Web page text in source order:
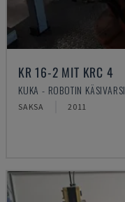
KR 16-2 MIT KRC 4
KUKA - ROBOTIN KÄSIVARSI
SAKSA 2011